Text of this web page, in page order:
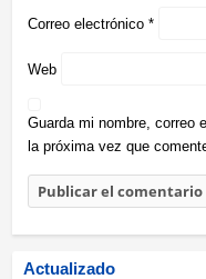
Correo electrónico *
Web
Guarda mi nombre, correo
la próxima vez que
Actualizado